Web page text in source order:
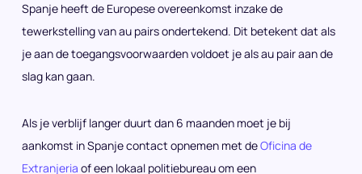
Spanje heeft de Europese overeenkomst inzake de
tewerkstelling van au pairs ondertekend. Dit betekent dat als
je aan de toegangsvoorwaarden voldoet je als au pair aan de
slag kan gaan.
Als je verblijf langer duurt dan 6 maanden moet je bij
aankomst in Spanje contact opnemen met deOficina de
Extranjeria of een lokaal politiebureau om een